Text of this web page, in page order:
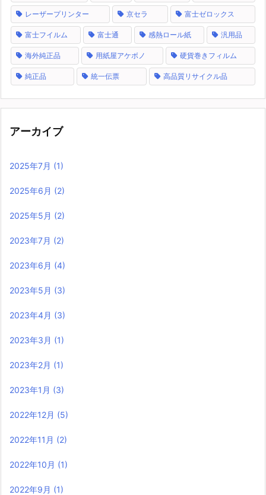
レーザープリンター 京セラ 富士ゼロックス
富士フイルム 富士通 感熱ロール紙 汎用品
海外純正品 用紙屋アケボノ 硬貨巻きフィルム
純正品 統一伝票 高品質リサイクル品
アーカイブ
2025年7月 (1)
2025年6月 (2)
2025年5月 (2)
2023年7月 (2)
2023年6月 (4)
2023年5月 (3)
2023年4月 (3)
2023年3月 (1)
2023年2月 (1)
2023年1月 (3)
2022年12月 (5)
2022年11月 (2)
2022年10月 (1)
2022年9月 (1)